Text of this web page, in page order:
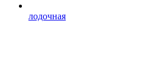
лодочная